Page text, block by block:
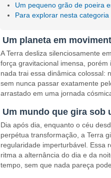
Um pequeno grão de poeira
Para explorar nesta categoria
Um planeta em
A Terra desliza silenciosamente
força gravitacional imensa, porém
nada trai essa dinâmica colossal:
sem nunca passar exatamente
arrastado em uma jornada
Um mundo que gira sob
Dia após dia, enquanto o céu
perpétua transformação, a Terra
regularidade imperturbável. Essa
ritma a alternância do dia e da
tempo, sem que nada pareça